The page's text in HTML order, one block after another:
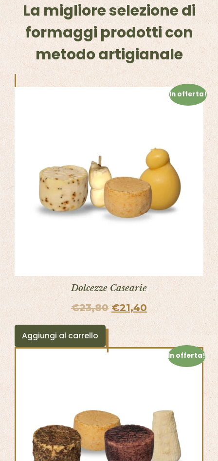
La migliore selezione di
formaggi prodotti con
metodo artigianale
In offerta!
Dolcezze Casearie
€23,80 €21,40
Aggiungi al carrello
In offerta!